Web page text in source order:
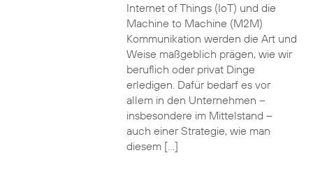
Internet of Things (IoT) und die
Machine to Machine (M2M)
Kommunikation werden die Art und
Weise maßgeblich prägen, wie wir
beruflich oder privat Dinge
erledigen. Dafür bedarf es vor
allem in den Unternehmen –
insbesondere im Mittelstand –
auch einer Strategie, wie man
diesem […]